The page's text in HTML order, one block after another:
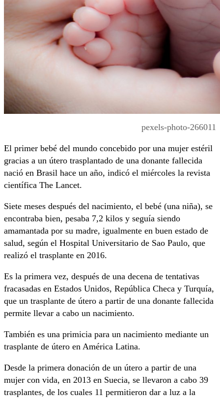
pexels-photo-266011
El primer bebé del mundo concebido por una mujer estéril
gracias a un útero trasplantado de una donante fallecida
nació en Brasil hace un año, indicó el miércoles la revista
científica The Lancet.
Siete meses después del nacimiento, el bebé (una niña), se
encontraba bien, pesaba 7,2 kilos y seguía siendo
amamantada por su madre, igualmente en buen estado de
salud, según el Hospital Universitario de Sao Paulo, que
realizó el trasplante en 2016.
Es la primera vez, después de una decena de tentativas
fracasadas en Estados Unidos, República Checa y Turquía,
que un trasplante de útero a partir de una donante fallecida
permite llevar a cabo un nacimiento.
También es una primicia para un nacimiento mediante un
trasplante de útero en América Latina.
Desde la primera donación de un útero a partir de una
mujer con vida, en 2013 en Suecia, se llevaron a cabo 39
trasplantes, de los cuales 11 permitieron dar a luz a la